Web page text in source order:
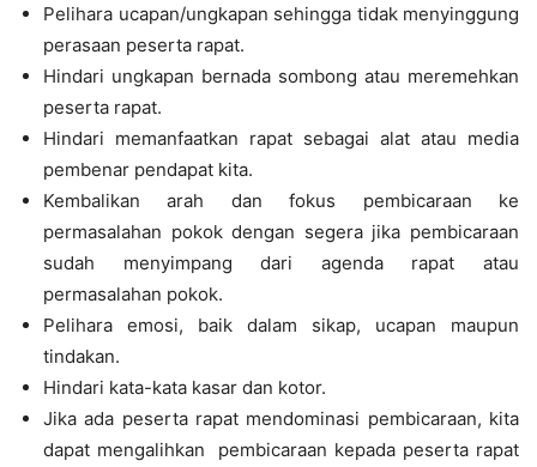
Pelihara ucapan/ungkapan sehingga tidak menyinggung
perasaan peserta rapat.
Hindari ungkapan bernada sombong atau meremehkan
peserta rapat.
Hindari memanfaatkan rapat sebagai alat atau media
pembenar pendapat kita.
Kembalikan arah dan fokus pembicaraan ke
permasalahan pokok dengan segera jika pembicaraan
sudah menyimpang dari agenda rapat atau
permasalahan pokok.
Pelihara emosi, baik dalam sikap, ucapan maupun
tindakan.
Hindari kata-kata kasar dan kotor.
Jika ada peserta rapat mendominasi pembicaraan, kita
dapat mengalihkan pembicaraan kepada peserta rapat